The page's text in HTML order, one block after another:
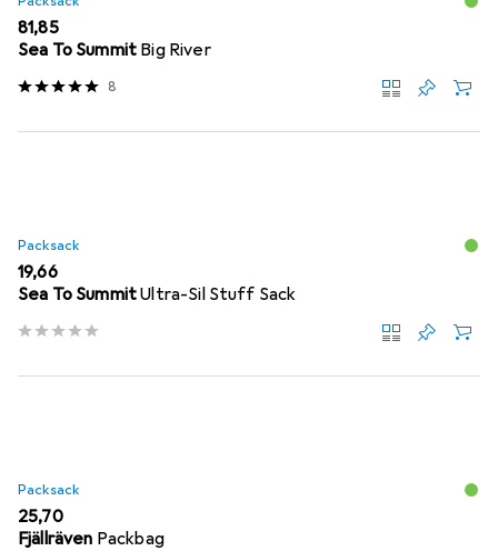
EUR
81,85
Sea To Summit Big River
8
Packsack
EUR
19,66
Sea To SummitUltra-Sil Stuff Sack
Packsack
EUR
25,70
Fjällräven Packbag